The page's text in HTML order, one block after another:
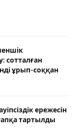
сотталған
ұрып-соққан
ережесін
тартылды